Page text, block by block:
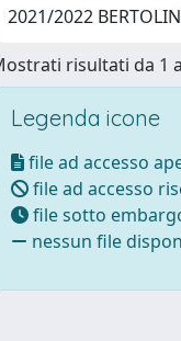
2021/2022
risultati da 1
Legenda icone
file ad accesso
file ad accesso
file sotto
nessun file